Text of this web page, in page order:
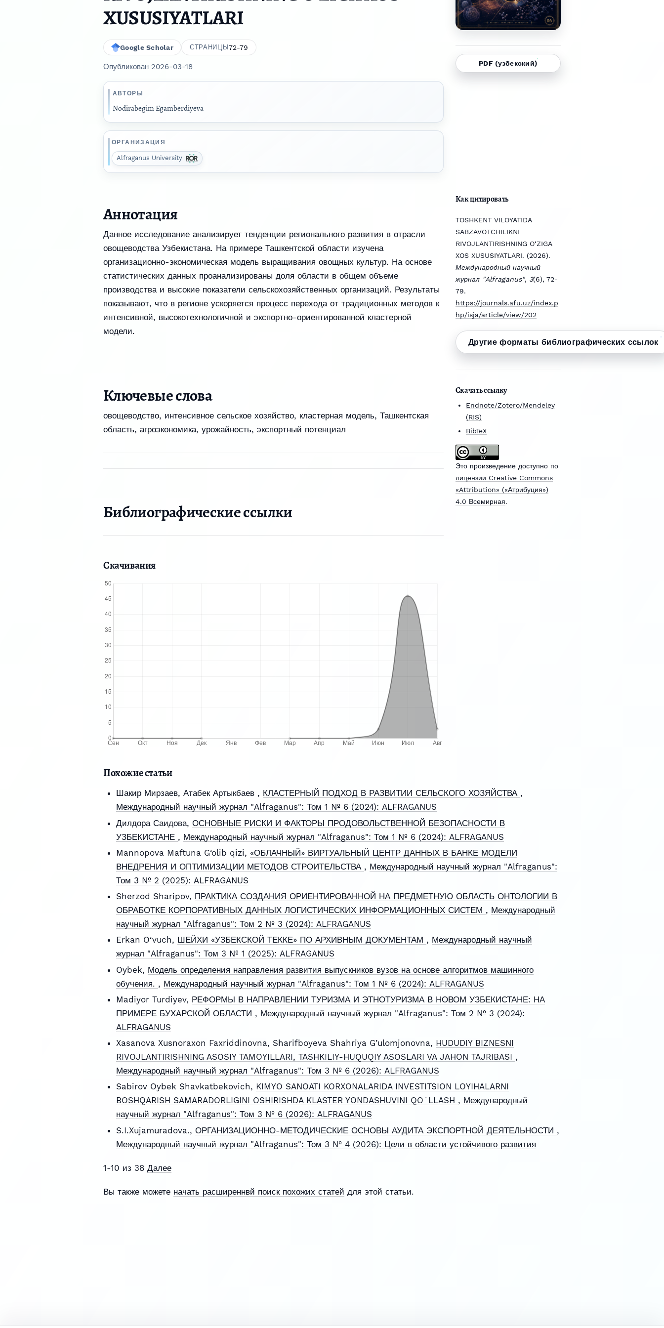
XUSUSIYATLARI
Google Scholar СТРАНИЦЫ72-79
Опубликован 2026-03-18
АВТОРЫ
Nodirabegim Egamberdiyeva
ОРГАНИЗАЦИЯ
Alfraganus University
PDF (узбекский)
Как цитировать
TOSHKENT VILOYATIDA
SABZAVOTCHILIKNI
RIVOJLANTIRISHNING O‘ZIGA
XOS XUSUSIYATLARI. (2026).
Международный научный
журнал "Alfraganus", 3(6), 72-
79.
https://journals.afu.uz/index.p
hp/isja/article/view/202
Другие форматы библиографических ссылок
Скачать ссылку
Endnote/Zotero/Mendeley
(RIS)
BibTeX
Это произведение доступно по
лицензии Creative Commons
«Attribution» («Атрибуция»)
4.0 Всемирная.
Аннотация
Данное исследование анализирует тенденции регионального развития в отрасли
овощеводства Узбекистана. На примере Ташкентской области изучена
организационно-экономическая модель выращивания овощных культур. На основе
статистических данных проанализированы доля области в общем объеме
производства и высокие показатели сельскохозяйственных организаций. Результаты
показывают, что в регионе ускоряется процесс перехода от традиционных методов к
интенсивной, высокотехнологичной и экспортно-ориентированной кластерной
модели.
Ключевые слова
овощеводство, интенсивное сельское хозяйство, кластерная модель, Ташкентская
область, агроэкономика, урожайность, экспортный потенциал
Библиографические ссылки
Скачивания
Похожие статьи
Шакир Мирзаев, Атабек Артыкбаев , КЛАСТЕРНЫЙ ПОДХОД В РАЗВИТИИ СЕЛЬСКОГО ХОЗЯЙСТВА ,
Международный научный журнал "Alfraganus": Том 1 № 6 (2024): ALFRAGANUS
Дилдора Саидова, ОСНОВНЫЕ РИСКИ И ФАКТОРЫ ПРОДОВОЛЬСТВЕННОЙ БЕЗОПАСНОСТИ В
УЗБЕКИСТАНЕ , Международный научный журнал "Alfraganus": Том 1 № 6 (2024): ALFRAGANUS
Mannopova Maftuna G‘olib qizi, «ОБЛАЧНЫЙ» ВИРТУАЛЬНЫЙ ЦЕНТР ДАННЫХ В БАНКЕ МОДЕЛИ
ВНЕДРЕНИЯ И ОПТИМИЗАЦИИ МЕТОДОВ СТРОИТЕЛЬСТВА , Международный научный журнал "Alfraganus":
Том 3 № 2 (2025): ALFRAGANUS
Sherzod Sharipov, ПРАКТИКА СОЗДАНИЯ ОРИЕНТИРОВАННОЙ НА ПРЕДМЕТНУЮ ОБЛАСТЬ ОНТОЛОГИИ В
ОБРАБОТКЕ КОРПОРАТИВНЫХ ДАННЫХ ЛОГИСТИЧЕСКИХ ИНФОРМАЦИОННЫХ СИСТЕМ , Международный
научный журнал "Alfraganus": Том 2 № 3 (2024): ALFRAGANUS
Erkan O‘vuch, ШЕЙХИ «УЗБЕКСКОЙ ТЕККЕ» ПО АРХИВНЫМ ДОКУМЕНТАМ , Международный научный
журнал "Alfraganus": Том 3 № 1 (2025): ALFRAGANUS
Oybek, Модель определения направления развития выпускников вузов на основе алгоритмов машинного
обучения. , Международный научный журнал "Alfraganus": Том 1 № 6 (2024): ALFRAGANUS
Madiyor Turdiyev, РЕФОРМЫ В НАПРАВЛЕНИИ ТУРИЗМА И ЭТНОТУРИЗМА В НОВОМ УЗБЕКИСТАНЕ: НА
ПРИМЕРЕ БУХAРСКОЙ ОБЛАСТИ , Международный научный журнал "Alfraganus": Том 2 № 3 (2024):
ALFRAGANUS
Xasanova Xusnoraxon Faxriddinovna, Sharifboyeva Shahriya G’ulomjonovna, HUDUDIY BIZNESNI
RIVOJLANTIRISHNING ASOSIY TAMOYILLARI, TASHKILIY-HUQUQIY ASOSLARI VA JAHON TAJRIBASI ,
Международный научный журнал "Alfraganus": Том 3 № 6 (2026): ALFRAGANUS
Sabirov Oybek Shavkatbekovich, KIMYO SANOATI KORXONALARIDA INVESTITSION LOYIHALARNI
BOSHQARISH SAMARADORLIGINI OSHIRISHDA KLASTER YONDASHUVINI QOʻLLASH , Международный
научный журнал "Alfraganus": Том 3 № 6 (2026): ALFRAGANUS
S.I.Xujamuradova., ОРГАНИЗАЦИОННО-МЕТОДИЧЕСКИЕ ОСНОВЫ АУДИТА ЭКСПОРТНОЙ ДЕЯТЕЛЬНОСТИ ,
Международный научный журнал "Alfraganus": Том 3 № 4 (2026): Цели в области устойчивого развития
1-10 из 38 Далее
Вы также можете начать расширеннвй поиск похожих статей для этой статьи.